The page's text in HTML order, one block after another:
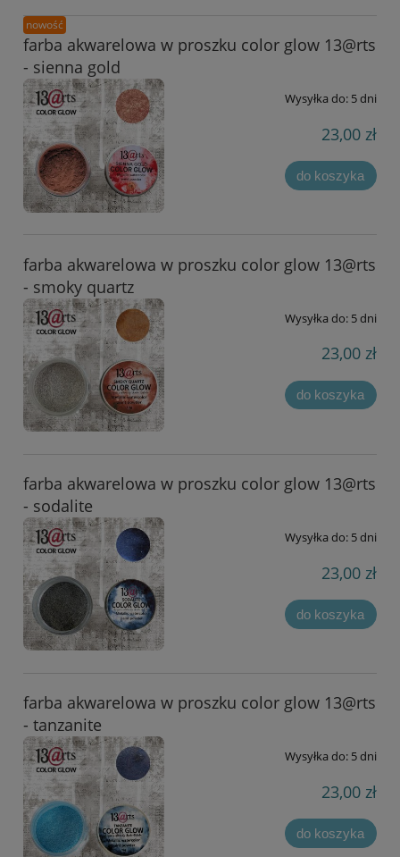
farba akwarelowa w proszku color glow 13@rts
- sienna gold
Wysyłka do: 5 dni
23,00 zł
do koszyka
nowość
farba akwarelowa w proszku color glow 13@rts
- smoky quartz
Wysyłka do: 5 dni
23,00 zł
do koszyka
farba akwarelowa w proszku color glow 13@rts
- sodalite
Wysyłka do: 5 dni
23,00 zł
do koszyka
farba akwarelowa w proszku color glow 13@rts
- tanzanite
Wysyłka do: 5 dni
23,00 zł
do koszyka